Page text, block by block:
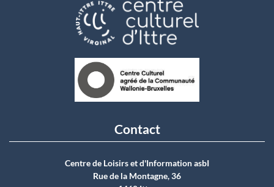
Contact
Centre de Loisirs et d'Information asbI
Rue de la Montagne, 36